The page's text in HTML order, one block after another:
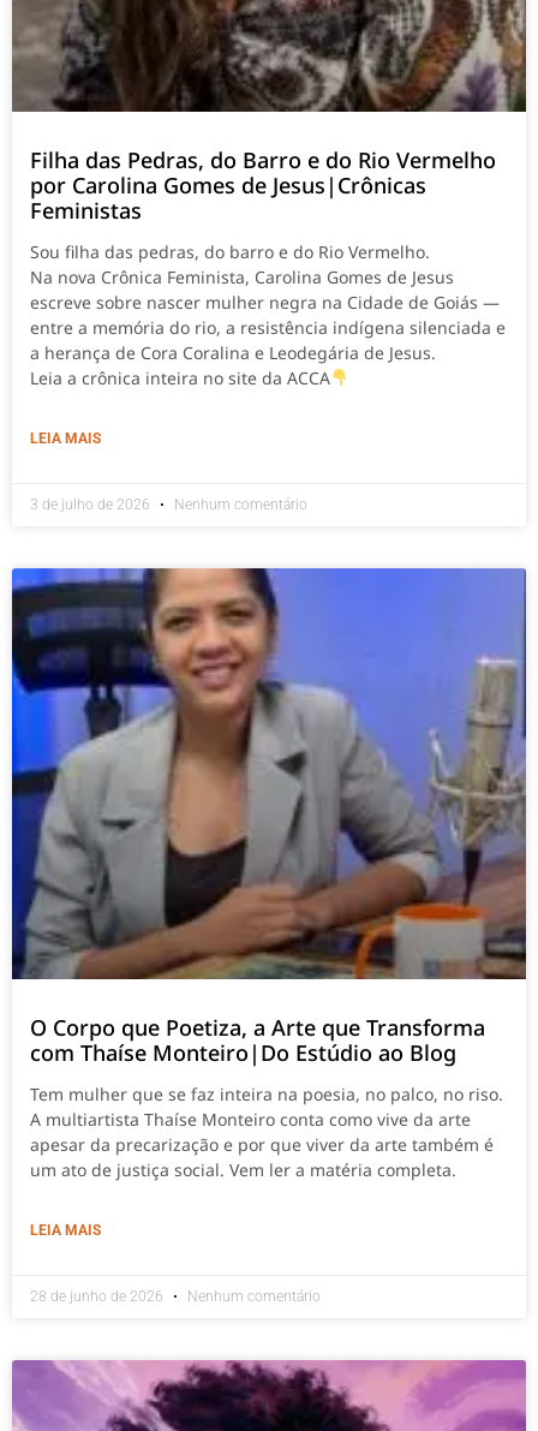
Filha das Pedras, do Barro e do Rio Vermelho
por Carolina Gomes de Jesus|Crônicas
Feministas
Sou filha das pedras, do barro e do Rio Vermelho.
Na nova Crônica Feminista, Carolina Gomes de Jesus
escreve sobre nascer mulher negra na Cidade de Goiás —
entre a memória do rio, a resistência indígena silenciada e
a herança de Cora Coralina e Leodegária de Jesus.
Leia a crônica inteira no site da ACCA
LEIA MAIS
3 de julho de 2026 Nenhum comentário
O Corpo que Poetiza, a Arte que Transforma
com Thaíse Monteiro|Do Estúdio ao Blog
Tem mulher que se faz inteira na poesia, no palco, no riso.
A multiartista Thaíse Monteiro conta como vive da arte
apesar da precarização e por que viver da arte também é
um ato de justiça social. Vem ler a matéria completa.
LEIA MAIS
28 de junho de 2026 Nenhum comentário